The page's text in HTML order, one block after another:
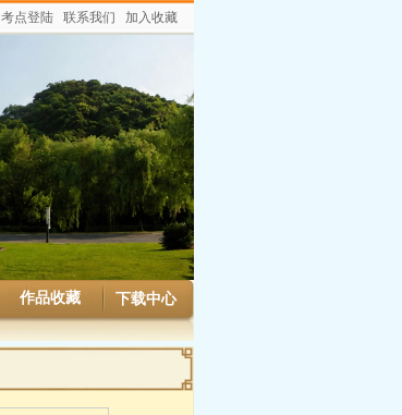
考点登陆 联系我们 加入收藏
作品收藏 下载中心